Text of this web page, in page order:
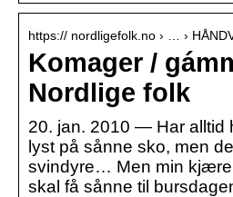
https:// nordligefolk.no › … ›
Komager /
Nordlige folk
20. jan. 2010 — Har alltid
lyst på sånne sko, men
svindyre… Men min kjære
skal få sånne til